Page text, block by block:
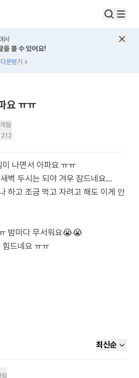
서
을 볼 수 있어요!
운받기
요 ㅠㅠ
월
212
나면서 아파요 ㅠㅠ
벽 두시는 되야 겨우 잠드네요...
하고 조금 먹고 자려고 해도 이게 안
밤마다 무서워요😭😭
드네요 ㅠㅠ
최신순